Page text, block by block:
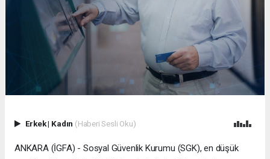
Erkek| Kadın (Haberi Sesli Oku)
ANKARA (İGFA) - Sosyal Güvenlik Kurumu (SGK), en düşük